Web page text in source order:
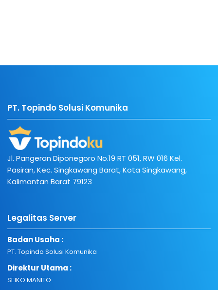
PT. Topindo Solusi Komunika
Jl. Pangeran Diponegoro No.19 RT 051, RW 016 Kel.
Pasiran, Kec. Singkawang Barat, Kota Singkawang,
Kalimantan Barat 79123
Legalitas Server
Badan Usaha :
PT. Topindo Solusi Komunika
Direktur Utama :
SEIKO MANITO